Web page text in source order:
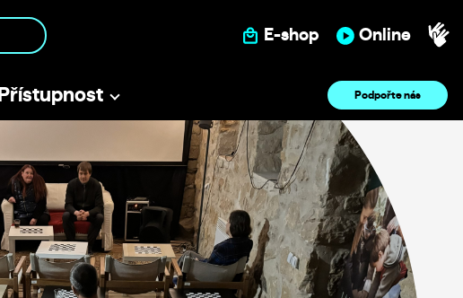
E-shop Online
Přístupnost Podpořte nás